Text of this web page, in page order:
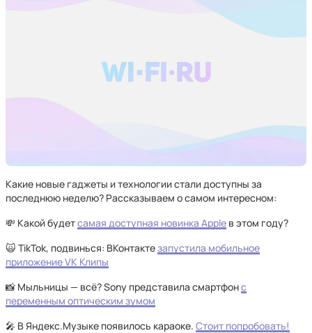
Какие новые гаджеты и технологии стали доступны за
последнюю неделю? Рассказываем о самом интересном:
💸 Какой будетсамая доступная новинка Apple в этом году?
🙀 TikTok, подвинься: ВКонтактезапустила мобильное
приложение VK Клипы
📸 Мыльницы — всё? Sony представила смартфонс
переменным оптическим зумом
🎤 В Яндекс.Музыке появилось караоке. Стоит попробовать!